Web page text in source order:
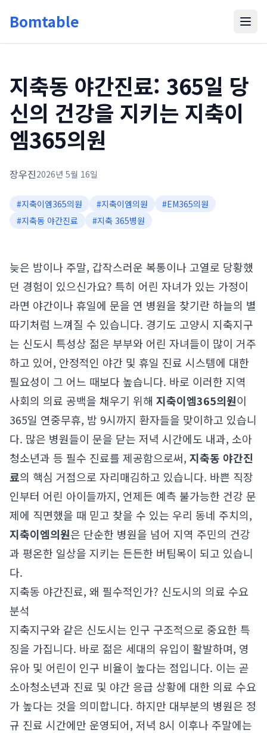
Bomtable
지축동 야간진료: 365일 당
신의 건강을 지키는 지축이
엠365의원
장우진2026년 5월 16일
#지축이엠365의원 #지축이엠의원 #EM365의원
#지축동 야간진료 #지축 365병원
늦은 밤이나 주말, 갑작스러운 복통이나 고열로 당황했
던 경험이 있으신가요? 특히 어린 자녀가 있는 가정이
라면 야간이나 휴일에 문을 연 병원을 찾기란 하늘의 별
따기처럼 느껴질 수 있습니다. 경기도 고양시 지축지구
는 신도시 특성상 젊은 부부와 어린 자녀들이 많이 거주
하고 있어, 안정적인 야간 및 휴일 진료 시스템에 대한
필요성이 그 어느 때보다 높습니다. 바로 이러한 지역
사회의 의료 공백을 채우기 위해 지축이엠365의원이
365일 연중무휴, 밤 9시까지 환자들을 맞이하고 있습니
다. 많은 병원들이 문을 닫는 저녁 시간에도 내과, 소아
청소년과 등 필수 진료를 제공함으로써, 지축동 야간진
료의 핵심 거점으로 자리매김하고 있습니다. 바쁜 직장
인부터 어린 아이들까지, 언제든 예측 불가능한 건강 문
제에 직면했을 때 믿고 찾을 수 있는 우리 동네 주치의,
지축이엠의원은 단순한 병원을 넘어 지역 주민의 건강
과 평온한 일상을 지키는 든든한 버팀목이 되고 있습니
다.
지축동 야간진료, 왜 필수적인가? 신도시의 의료 수요
분석
지축지구와 같은 신도시는 인구 구조적으로 중요한 특
징을 가집니다. 바로 젊은 세대의 유입이 활발하며, 영
유아 및 어린이 인구 비율이 높다는 점입니다. 이는 곧
소아청소년과 진료 및 야간 응급 상황에 대한 의료 수요
가 높다는 것을 의미합니다. 하지만 대부분의 병원은 정
규 진료 시간에만 운영되어, 저녁 8시 이후나 주말에는